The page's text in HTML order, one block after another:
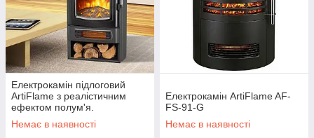
Електрокамін підлоговий
ArtiFlame з реалістичним
ефектом полум'я.
Немає в наявності
Електрокамін ArtiFlame AF-
FS-91-G
Немає в наявності